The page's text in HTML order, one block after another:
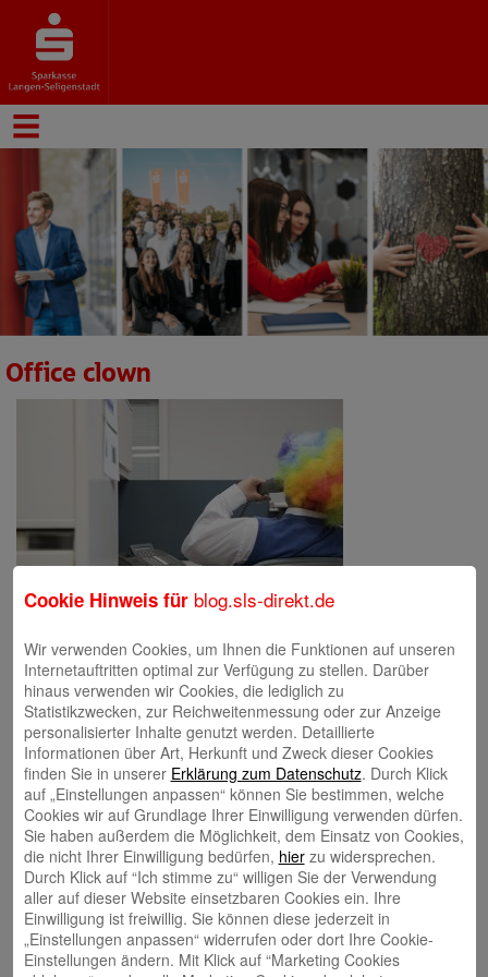
Office clown
Schreibe einen Kommentar
Deine E-Mail-Adresse wird nicht veröffentlicht. Erforderliche Felder
sind mit*markiert
Name*
E-Mail*
Cookie Hinweis für blog.sls-direkt.de
Wir verwenden Cookies, um Ihnen die Funktionen auf unseren
Internetauftritten optimal zur Verfügung zu stellen. Darüber
hinaus verwenden wir Cookies, die lediglich zu
Statistikzwecken, zur Reichweitenmessung oder zur Anzeige
personalisierter Inhalte genutzt werden. Detaillierte
Informationen über Art, Herkunft und Zweck dieser Cookies
finden Sie in unserer Erklärung zum Datenschutz. Durch Klick
auf „Einstellungen anpassen“ können Sie bestimmen, welche
Cookies wir auf Grundlage Ihrer Einwilligung verwenden dürfen.
Sie haben außerdem die Möglichkeit, dem Einsatz von Cookies,
die nicht Ihrer Einwilligung bedürfen, hierzu widersprechen.
Durch Klick auf “Ich stimme zu“ willigen Sie der Verwendung
aller auf dieser Website einsetzbaren Cookies ein. Ihre
Einwilligung ist freiwillig. Sie können diese jederzeit in
„Einstellungen anpassen“ widerrufen oder dort Ihre Cookie-
Einstellungen ändern. Mit Klick auf “Marketing Cookies